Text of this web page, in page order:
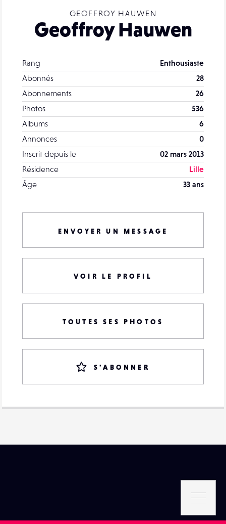
GEOFFROY HAUWEN
Geoffroy Hauwen
Rang
Enthousiaste
Abonnés
28
Abonnements
26
Photos
536
Albums
6
Annonces
0
Inscrit depuis le
02 mars 2013
Résidence
Lille
Âge
33 ans
ENVOYER UN MESSAGE
VOIR LE PROFIL
TOUTES SES PHOTOS
S'ABONNER